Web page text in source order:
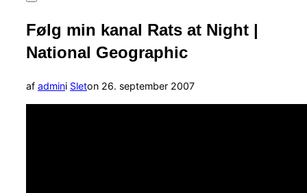
Slå
i
sidekolonne
til/fra
Følg min kanal Rats at Night |
National Geographic
af admini Sleton Udgivet
d.
26. september 2007